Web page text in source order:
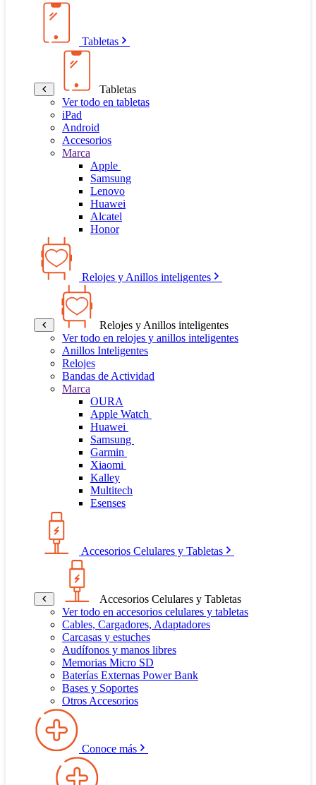
Tabletas
Tabletas
Ver todo en tabletas
iPad
Android
Accesorios
Marca
Apple
Samsung
Lenovo
Huawei
Alcatel
Honor
Relojes y Anillos inteligentes
Relojes y Anillos inteligentes
Ver todo en relojes y anillos inteligentes
Anillos Inteligentes
Relojes
Bandas de Actividad
Marca
OURA
Apple Watch
Huawei
Samsung
Garmin
Xiaomi
Kalley
Multitech
Esenses
Accesorios Celulares y Tabletas
Accesorios Celulares y Tabletas
Ver todo en accesorios celulares y tabletas
Cables, Cargadores, Adaptadores
Carcasas y estuches
Audífonos y manos libres
Memorias Micro SD
Baterías Externas Power Bank
Bases y Soportes
Otros Accesorios
Conoce más